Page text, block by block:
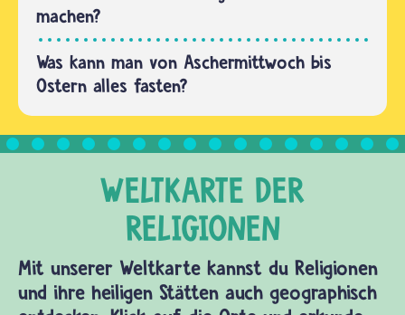
machen?
Was kann man von Aschermittwoch bis
Ostern alles fasten?
Mit unserer Weltkarte kannst du Religionen
und ihre heiligen Stätten auch geographisch